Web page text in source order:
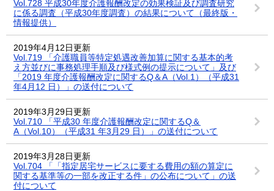
Vol.728 平成30年度介護報酬改定の効果検証及び調査研究
に係る調査（平成30年度調査）の結果について（最終版・
情報提供）
2019年4月12日更新
Vol.719 「介護職員等特定処遇改善加算に関する基本的考
え方並びに事務処理手順及び様式例の提示について」及び
「2019 年度介護報酬改定に関するQ＆A（Vol.1）（平成31
年4月12 日）」の送付について
2019年3月29日更新
Vol.710 「平成30 年度介護報酬改定に関するQ＆
A（Vol.10）（平成31 年3月29 日）」の送付について
2019年3月28日更新
Vol.704 「「指定居宅サービスに要する費用の額の算定に
関する基準等の一部を改正する件」の公布について」の送
付について